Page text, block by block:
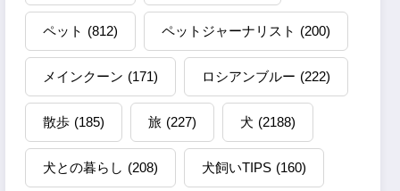
ペット (812) ペットジャーナリスト (200)
メインクーン (171) ロシアンブルー (222)
散歩 (185) 旅 (227) 犬 (2188)
犬との暮らし (208) 犬飼いTIPS (160)